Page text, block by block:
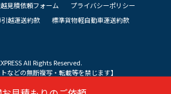
見積依頼フォーム
プライバシーポリシー
越運送約款
標準貨物軽自動車運送約款
All Rights Reserved.
などの無断複写・転載等を禁じます】